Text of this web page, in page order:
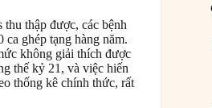
thập được, các bệnh
ghép tạng hàng năm.
không giải thích được
thế kỷ 21, và việc hiến
thống kê chính thức, rất